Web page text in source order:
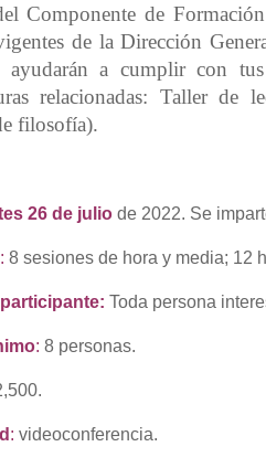
Componente de
de la Dirección
ayudarán a cumplir con
relacionadas: Taller de
filosofía).
26 de julio de 2022. Se
: 8 sesiones de hora y media; 12
Toda persona
: 8 personas.
: videoconferencia.